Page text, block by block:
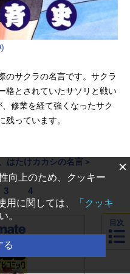
のサクラの名言です。サクラ
格とされていたサソリと戦い
修業を経て強くなったサク
残っています。
はたけカカシの名言＞
3 4
目次
×
向上のため、クッキー
用に関しては、
「クッキ
。
る